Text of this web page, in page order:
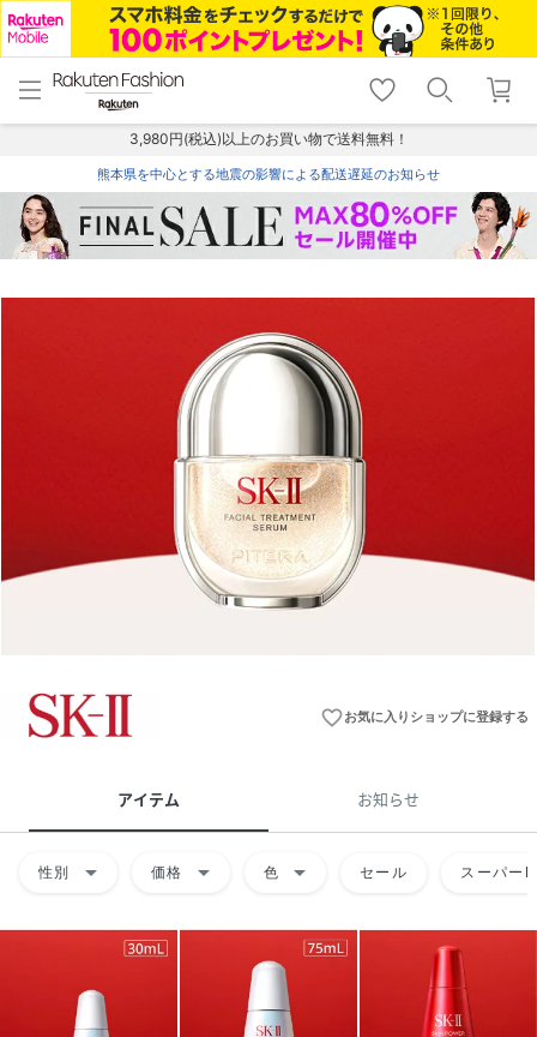
menu home
トップ
shopping_cart lock_outline
ログイン
3,980円(税込)以上のお買い物で送料無料！
熊本県を中心とする地震の影響による配送遅延のお知らせ
favorite_borderお気に入りショップに登録する
アイテム お知らせ
性別 arrow_drop_down 価格 arrow_drop_down 色 arrow_drop_down セール スーパー